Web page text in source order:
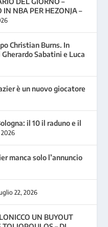
IN NBA PER HEZONJA –
Christian Burns. In
Sabatini e Luca
è un nuovo giocatore
il 10 il raduno e il
2026
manca solo l’annuncio
22, 2026
UN BUYOUT